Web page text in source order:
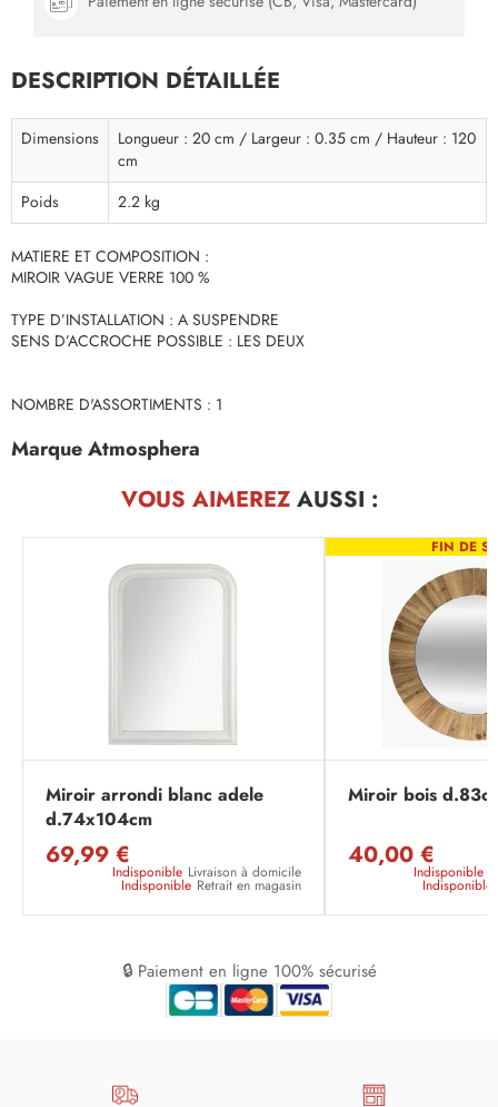
DESCRIPTION DÉTAILLÉE
Dimensions
Longueur : 20 cm / Largeur : 0.35 cm / Hauteur : 120
cm
Poids
2.2 kg
MATIERE ET COMPOSITION :
MIROIR VAGUE VERRE 100 %
TYPE D’INSTALLATION : A SUSPENDRE
SENS D’ACCROCHE POSSIBLE : LES DEUX
NOMBRE D'ASSORTIMENTS : 1
Marque Atmosphera
VOUS AIMEREZAUSSI :
Miroir arrondi blanc adele
d.74x104cm
69,99 €
Indisponible Livraison à domicile
Indisponible Retrait en magasin
FIN DE
Miroir bois
40,00 €
Indisponible
Indisponible
🔒 Paiement en ligne 100% sécurisé